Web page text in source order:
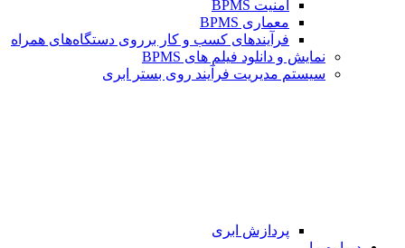
امنیت BPMS
معماری BPMS
فرآیندهای کسب و کار برروی دستگاه‌های همراه
نمایش و دانلود فیلم های BPMS
سیستم مدیریت فرآیند روی بستر ابری
پردازش ابری